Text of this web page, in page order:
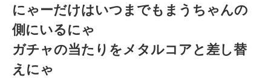
にゃーだけはいつまでもまうちゃんの
側にいるにゃ
ガチャの当たりをメタルコアと差し替
えにゃ